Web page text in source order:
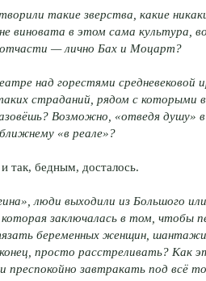
такие зверства, какие
виновата в этом сама культура,
отчасти — лично Бах и Моцарт?
над горестями средневековой
страданий, рядом с которыми
Возможно, «отведя душу»
«в реале»?
так, бедным, досталось.
люди выходили из Большого
заключалась в том, чтобы
беременных женщин,
просто расстреливать? Как
преспокойно завтракать под всё